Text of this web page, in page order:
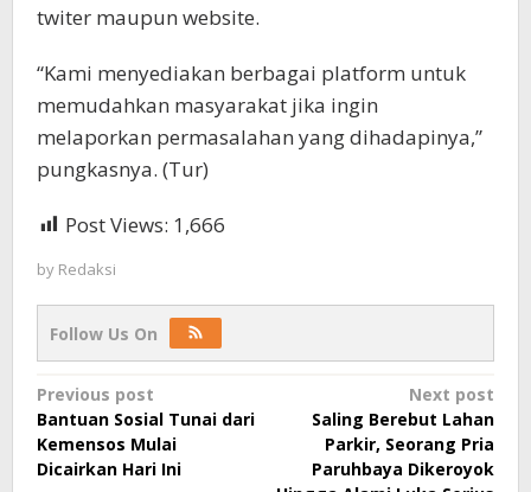
twiter maupun website.
“Kami menyediakan berbagai platform untuk
memudahkan masyarakat jika ingin
melaporkan permasalahan yang dihadapinya,”
pungkasnya. (Tur)
Post Views: 1,666
by Redaksi
Follow Us On
Post
navigation
Previous post
Bantuan Sosial Tunai dari
Kemensos Mulai
Dicairkan Hari Ini
Next post
Saling Berebut Lahan
Parkir, Seorang Pria
Paruhbaya Dikeroyok